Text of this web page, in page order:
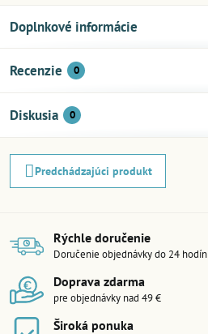
Doplnkové informácie
Recenzie 0
Diskusia 0
Predchádzajúci produkt
Rýchle doručenie
Doručenie objednávky do 24 hodín
Doprava zdarma
pre objednávky nad 49 €
Široká ponuka